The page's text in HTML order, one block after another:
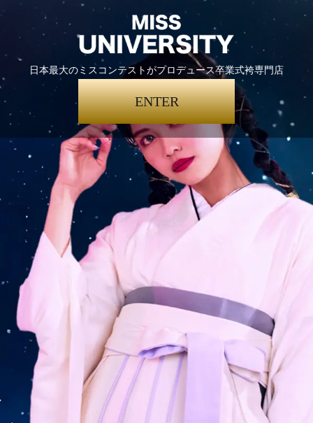
日本最大のミスコンテストがプロデュース卒業式袴専門店
ENTER